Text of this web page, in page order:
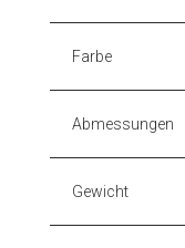
Farbe
Abmessungen
Gewicht